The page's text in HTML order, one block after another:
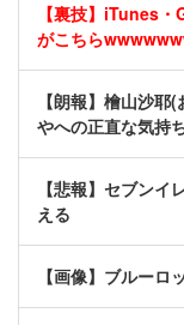
【裏技】iTunes
がこちら
【朗報】檜山沙耶
やへの正直な気持
【悲報】セブン
える
【画像】ブルーロ